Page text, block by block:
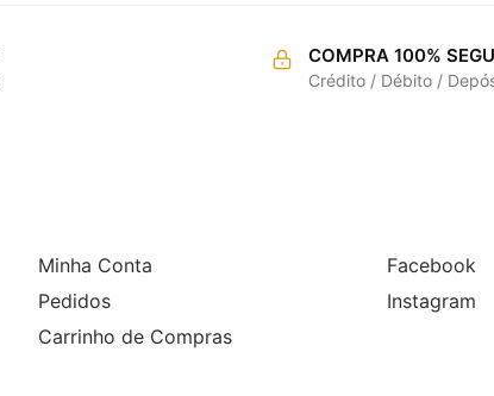
COMPRA 100%
Crédito / Débito /
Minha Conta
Pedidos
Carrinho de Compras
Facebook
Instagram